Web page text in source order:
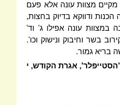
מצוות עונה אלא פעם
ודווקא בדיוק בחצות,
במצוות עונה אפילו ג' וד'
בשר וחיבוק ונישוק וכו'.
בריא גמור.
אגרת הקודש, י